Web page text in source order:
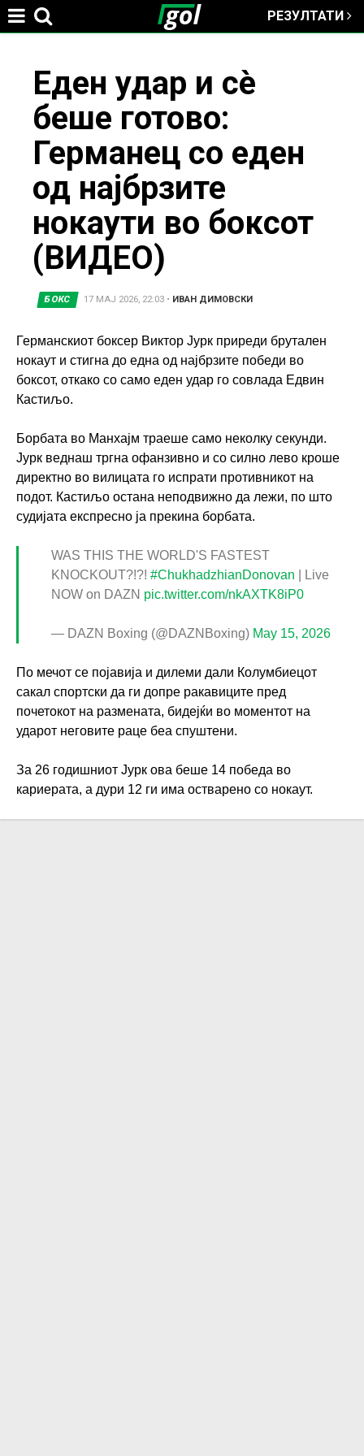
РЕЗУЛТАТИ
Еден удар и сè
беше готово:
Германец со еден
од најбрзите
нокаути во боксот
(ВИДЕО)
БОКС 17 МАЈ 2026, 22:03 • ИВАН ДИМОВСКИ
Германскиот боксер Виктор Јурк приреди брутален
нокаут и стигна до една од најбрзите победи во
боксот, откако со само еден удар го совлада Едвин
Кастиљо.
Борбата во Манхајм траеше само неколку секунди.
Јурк веднаш тргна офанзивно и со силно лево кроше
директно во вилицата го испрати противникот на
подот. Кастиљо остана неподвижно да лежи, по што
судијата експресно ја прекина борбата.
WAS THIS THE WORLD'S FASTEST
KNOCKOUT?!?! #ChukhadzhianDonovan | Live
NOW on DAZN pic.twitter.com/nkAXTK8iP0
— DAZN Boxing (@DAZNBoxing) May 15, 2026
По мечот се појавија и дилеми дали Колумбиецот
сакал спортски да ги допре ракавиците пред
почетокот на размената, бидејќи во моментот на
ударот неговите раце беа спуштени.
За 26 годишниот Јурк ова беше 14 победа во
кариерата, а дури 12 ги има остварено со нокаут.